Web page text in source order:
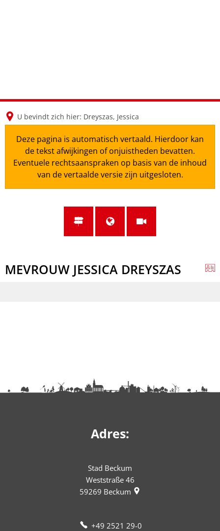
U bevindt zich hier: Dreyszas, Jessica
Deze pagina is automatisch vertaald. Hierdoor kan
de tekst afwijkingen of onjuistheden bevatten.
Eventuele rechtsaanspraken op basis van de inhoud
van de vertaalde versie zijn uitgesloten.
MEVROUW JESSICA DREYSZAS
Adres:
Stad Beckum
Weststraße 46
59269 Beckum
+49 2521 29-0